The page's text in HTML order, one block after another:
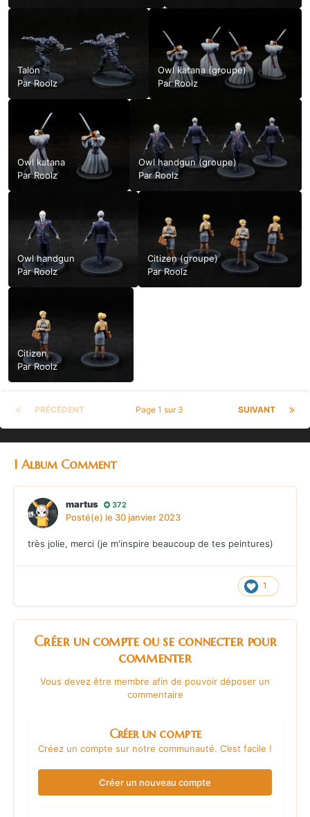
Talon
ParRoolz
Owl katana (groupe)
ParRoolz
Owl katana
ParRoolz
Owl handgun (groupe)
ParRoolz
Owl handgun
ParRoolz
Citizen (groupe)
ParRoolz
Citizen
ParRoolz
PRÉCÉDENT SUIVANT
Page 1 sur 3
1 Album Comment
martus 372
Posté(e) le 30 janvier 2023
très jolie, merci (je m'inspire beaucoup de tes peintures)
1
Créer un compte ou se connecter pour
commenter
Vous devez être membre afin de pouvoir déposer un
commentaire
Créer un compte
Créez un compte sur notre communauté. C’est facile !
Créer un nouveau compte